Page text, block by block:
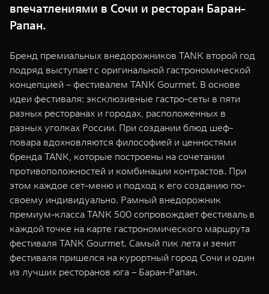
WEY 07
Расширяя границы комфорта
от 6 149 000 ₽
WEY 05
Эстетика
от 5 699
WEY 80
впечатлениями в Сочи и ресторан Баран-
Рапан.
Бренд премиальных внедорожников TANK второй год
подряд выступает с оригинальной гастрономической
концепцией – фестивалем TANK Gourmet. В основе
идеи фестиваля: эксклюзивные гастро-сеты в пяти
разных ресторанах и городах, расположенных в
разных уголках России. При создании блюд шеф-
повара вдохновляются философией и ценностями
бренда TANK, которые построены на сочетании
противоположностей и комбинации контрастов. При
этом каждое сет-меню и подход к его созданию по-
своему индивидуально. Рамный внедорожник
премиум-класса TANK 500 сопровождает фестиваль в
каждой точке на карте гастрономического маршрута
фестиваля TANK Gourmet. Самый пик лета и зенит
фестиваля пришелся на курортный город Сочи и один
из лучших ресторанов юга – Баран-Рапан.